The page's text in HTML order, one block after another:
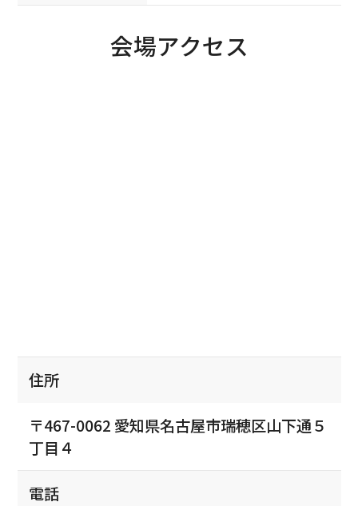
会場アクセス
住所
〒467-0062 愛知県名古屋市瑞穂区山下通５
丁目４
電話